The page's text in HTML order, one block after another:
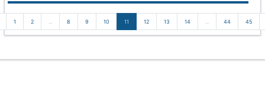
1 2 8 9 10 11 12 13 14 44 45